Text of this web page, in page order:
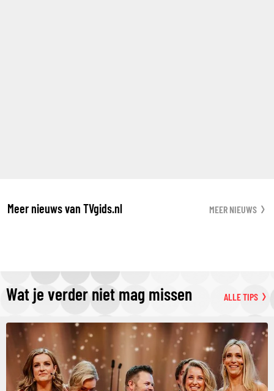
Meer nieuws van TVgids.nl MEER NIEUWS
Wat je verder niet mag missen ALLE TIPS